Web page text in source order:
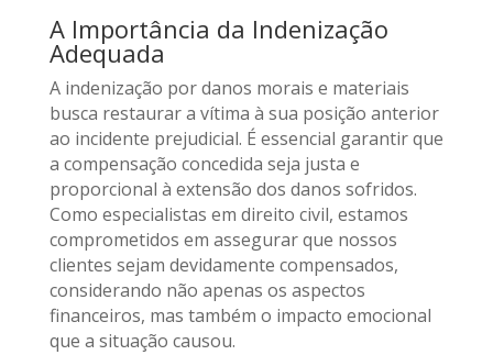
A Importância da Indenização
Adequada
A indenização por danos morais e materiais
busca restaurar a vítima à sua posição anterior
ao incidente prejudicial. É essencial garantir que
a compensação concedida seja justa e
proporcional à extensão dos danos sofridos.
Como especialistas em direito civil, estamos
comprometidos em assegurar que nossos
clientes sejam devidamente compensados,
considerando não apenas os aspectos
financeiros, mas também o impacto emocional
que a situação causou.